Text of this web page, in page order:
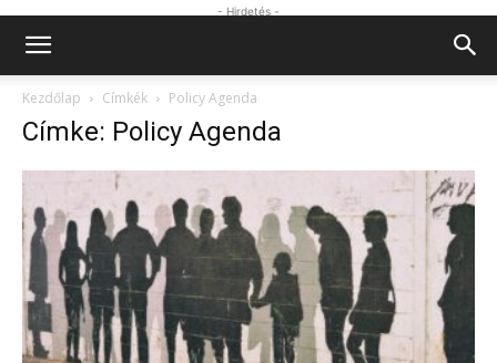
- Hirdetés -
Kezdőlap Címkék Policy Agenda
Címke: Policy Agenda